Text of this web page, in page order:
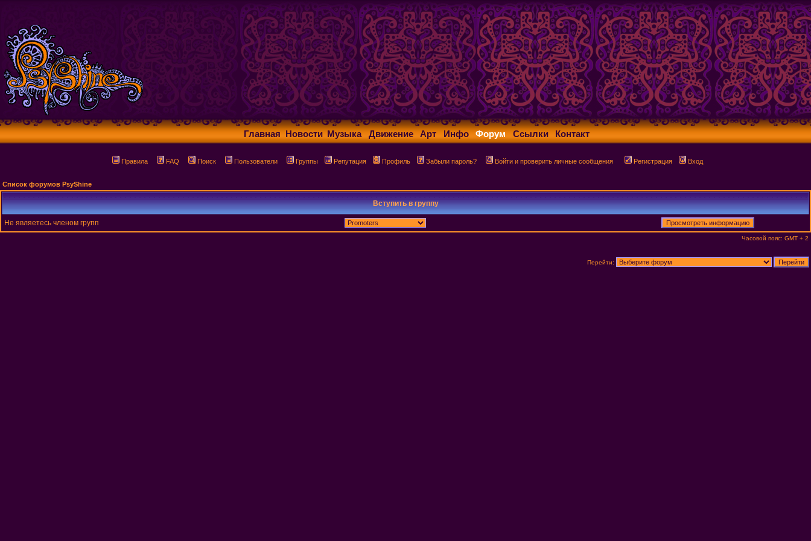
Главная Новости Музыка Движение Арт Инфо Форум Ссылки Контакт
Правила FAQ Поиск Пользователи Группы Репутация Профиль Забыли пароль? Войти и проверить личные сообщения Регистрация Вход
Список форумов PsyShine
Вступить в группу
Не являетесь членом групп
Часовой пояс: GMT + 2
Перейти: